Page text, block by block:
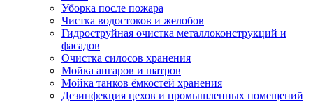
Уборка после пожара
Чистка водостоков и желобов
Гидроструйная очистка металлоконструкций и
фасадов
Очистка силосов хранения
Мойка ангаров и шатров
Мойка танков ёмкостей хранения
Дезинфекция цехов и промышленных помещений